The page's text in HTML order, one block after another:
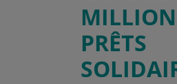
PRÊTS